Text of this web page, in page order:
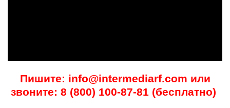
Пишите: info@intermediarf.com или
звоните: 8 (800) 100-87-81 (бесплатно)